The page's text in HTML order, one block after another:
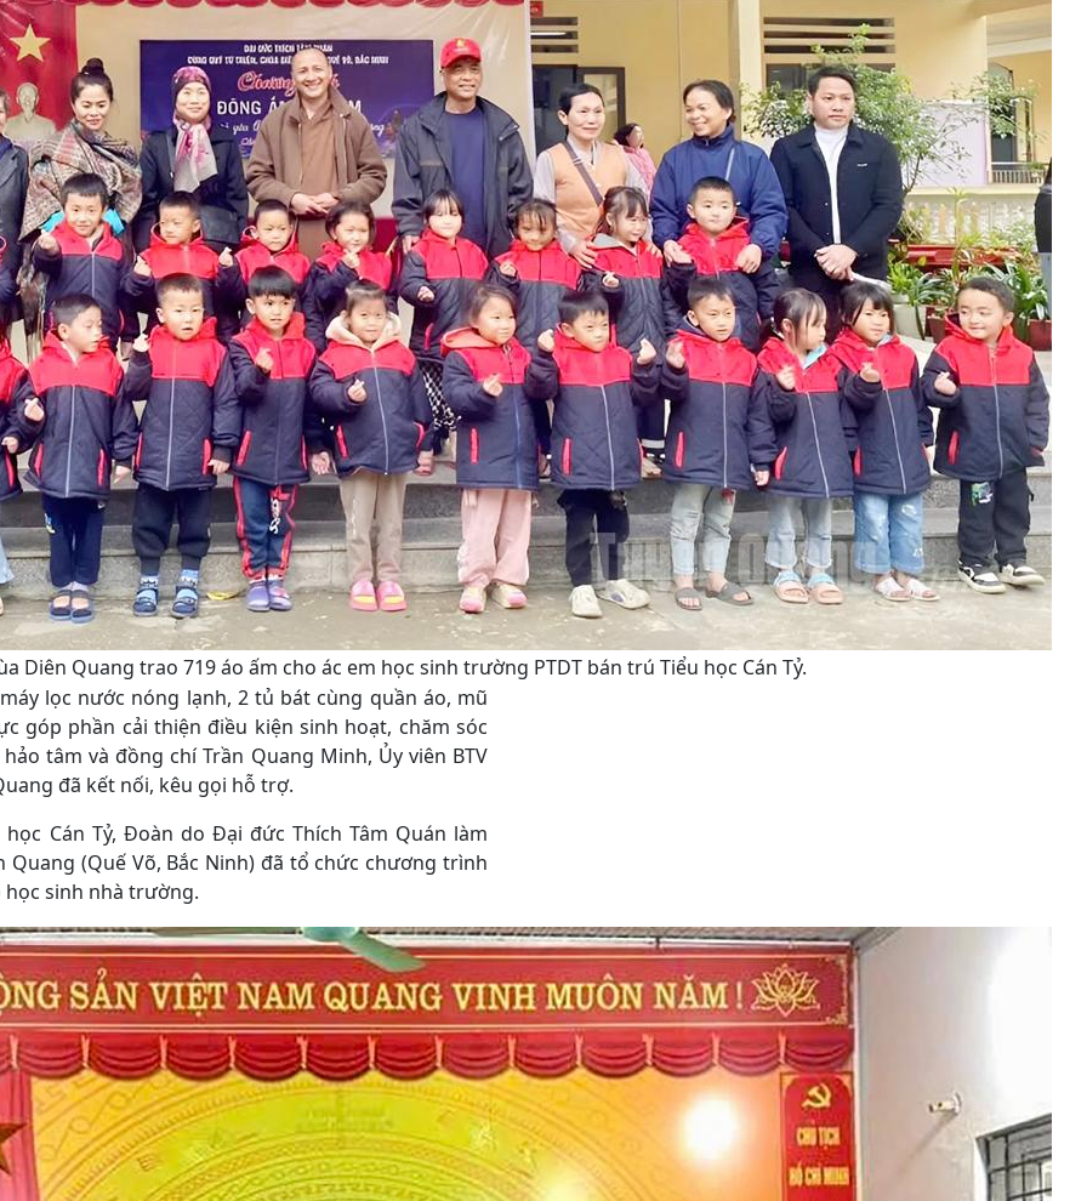
Diên Quang trao 719 áo ấm cho ác em học sinh trường PTDT bán trú Tiểu học Cán Tỷ.
lọc nước nóng lạnh, 2 tủ bát cùng quần áo, mũ
góp phần cải thiện điều kiện sinh hoạt, chăm sóc
tâm và đồng chí Trần Quang Minh, Ủy viên BTV
đã kết nối, kêu gọi hỗ trợ.
Cán Tỷ, Đoàn do Đại đức Thích Tâm Quán làm
(Quế Võ, Bắc Ninh) đã tổ chức chương trình
học sinh nhà trường.